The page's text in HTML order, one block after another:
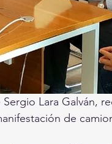
Lara Galván,
de